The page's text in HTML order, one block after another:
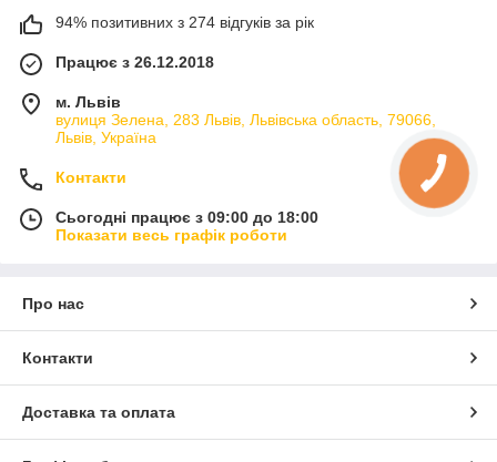
94% позитивних з 274 відгуків за рік
Працює з 26.12.2018
м. Львів
вулиця Зелена, 283 Львів, Львівська область, 79066,
Львів, Україна
Контакти
Сьогодні працює з 09:00 до 18:00
Показати весь графік роботи
Про нас
Контакти
Доставка та оплата